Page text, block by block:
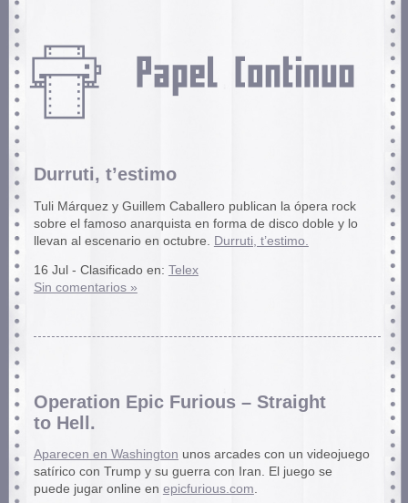
Durruti, t’estimo
Tuli Márquez y Guillem Caballero publican la ópera rock
sobre el famoso anarquista en forma de disco doble y lo
llevan al escenario en octubre. Durruti, t’estimo.
16 Jul - Clasificado en: Telex
Sin comentarios »
Operation Epic Furious – Straight
to Hell.
Aparecen en Washington unos arcades con un videojuego
satírico con Trump y su guerra con Iran. El juego se
puede jugar online en epicfurious.com.